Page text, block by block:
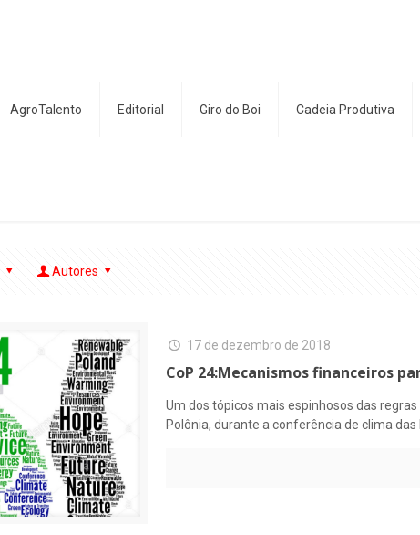
AgroTalento Editorial Giro do Boi Cadeia Produtiva
Autores
17 de dezembro de 2018
CoP 24:Mecanismos financeiros
Um dos tópicos mais espinhosos das
Polônia, durante a conferência de clima das